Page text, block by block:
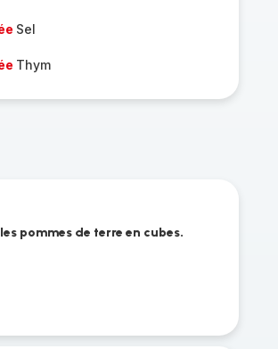
Sel
Thym
pommes de terre en cubes.